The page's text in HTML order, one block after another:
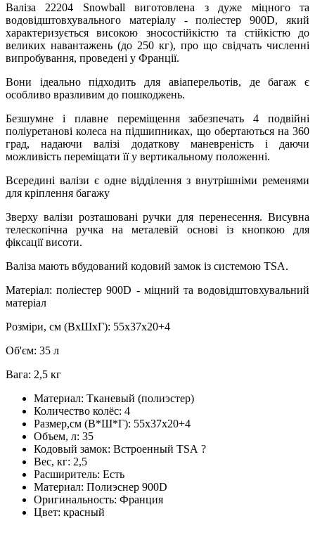
Валіза 22204 Snowball виготовлена ​​з дуже міцного та
водовідштовхувального матеріалу - поліестер 900D, який
характеризується високою зносостійкістю та стійкістю до
великих навантажень (до 250 кг), про що свідчать численні
випробування, проведені у Франції.
Вони ідеально підходить для авіаперельотів, де багаж є
особливо вразливим до пошкоджень.
Безшумне і плавне переміщення забезпечать 4 подвійні
поліуретанові колеса на підшипниках, що обертаються на 360
град, надаючи валізі додаткову маневреність і даючи
можливість переміщати її у вертикальному положенні.
Всередині валізи є одне відділення з внутрішніми ременями
для кріплення багажу
Зверху валізи розташовані ручки для перенесення. Висувна
телескопічна ручка на металевій основі із кнопкою для
фіксації висоти.
Валіза мають вбудований кодовий замок із системою TSA.
Матеріал: поліестер 900D - міцний та водовідштовхувальний
матеріал
Розміри, см (ВхШхГ): 55х37х20+4
Об'єм: 35 л
Вага: 2,5 кг
Материал: Тканевый (полиэстер)
Количество колёс: 4
Размер,см (В*Ш*Г): 55х37х20+4
Объем, л: 35
Кодовый замок: Встроенный TSA ?
Вес, кг: 2,5
Расширитель: Есть
Материал: Полиэснер 900D
Оригинальность: Франция
Цвет: красный